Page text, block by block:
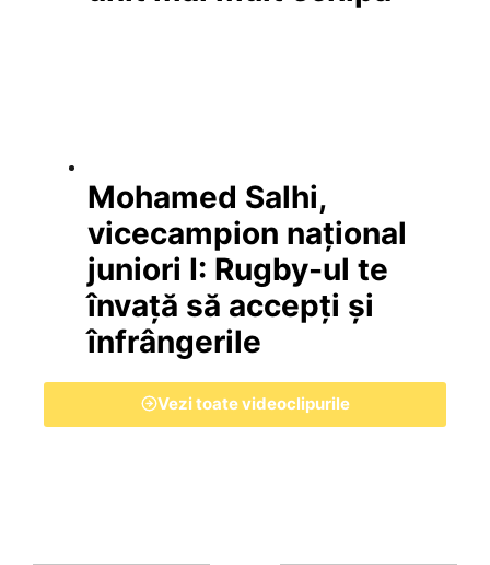
Mohamed Salhi,
vicecampion național
juniori I: Rugby-ul te
învață să accepți și
înfrângerile
Vezi toate videoclipurile